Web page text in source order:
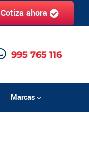
Cotiza ahora
995 765 116
Marcas